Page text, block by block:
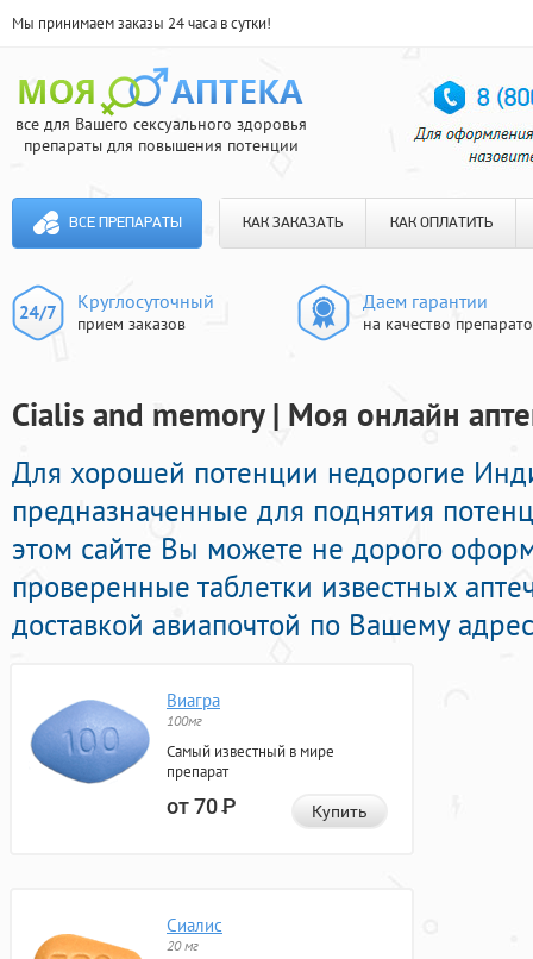
Мы принимаем заказы 24 часа в сутки!
все для Вашего сексуального здоровья
препараты для повышения потенции
ВСЕ ПРЕПАРАТЫ КАК ЗАКАЗАТЬ КАК ОПЛАТИТЬ
Круглосуточный
прием заказов
Даем гарантии
на качество
Cialis and memory | Моя онлайн
Для хорошей потенции недорогие
предназначенные для поднятия
этом сайте Вы можете не дорого
проверенные таблетки известных
доставкой авиапочтой по Вашему
Виагра
100мг
Самый известный в мире
препарат
от 70Р Купить
Сиалис
20 мг